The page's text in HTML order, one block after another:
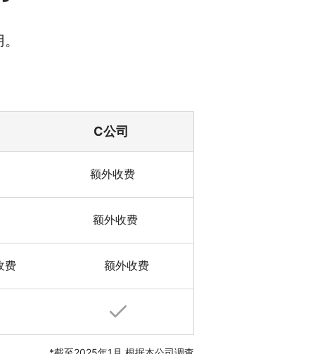
C公司
额外收费
额外收费
费 额外收费